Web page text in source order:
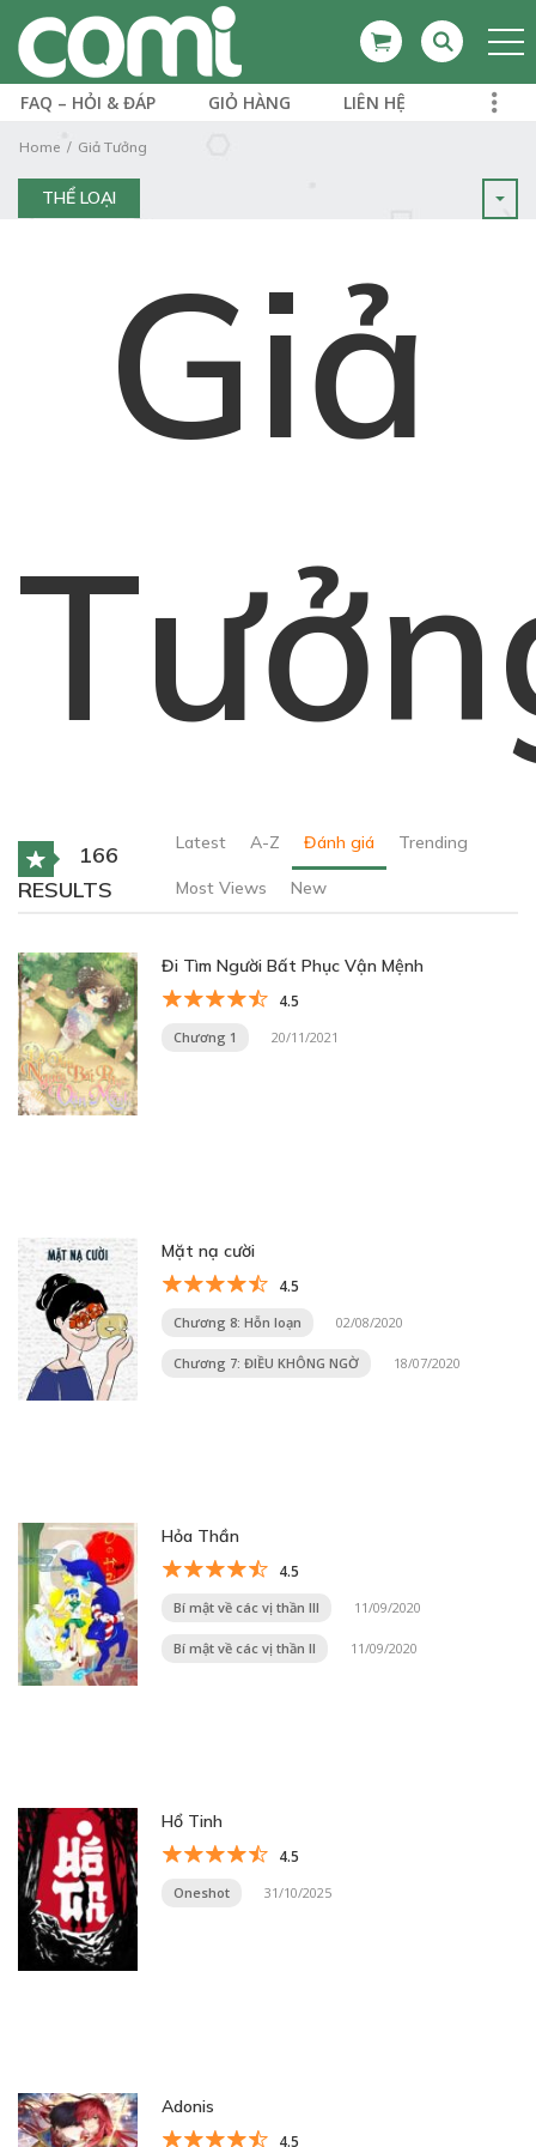
FAQ – HỎI & ĐÁP GIỎ HÀNG LIÊN HỆ
Home Giả Tưởng
THỂ LOẠI
Giả
166
RESULTS
Latest A-Z Đánh giá Trending
Most Views New
Đi Tìm Người Bất Phục Vận Mệnh
4.5
Chương 1 20/11/2021
Mặt nạ cười
4.5
Chương 8: Hỗn loạn 02/08/2020
Chương 7: ĐIỀU KHÔNG NGỜ 18/07/2020
Hỏa Thần
4.5
Bí mật về các vị thần III 11/09/2020
Bí mật về các vị thần II 11/09/2020
Hổ Tinh
4.5
Oneshot 31/10/2025
Adonis
4.5